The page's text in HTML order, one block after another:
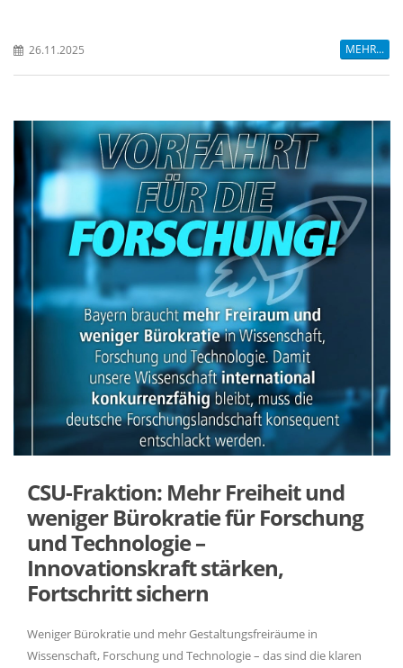
26.11.2025 MEHR...
CSU-Fraktion: Mehr Freiheit und
weniger Bürokratie für Forschung
und Technologie –
Innovationskraft stärken,
Fortschritt sichern
Weniger Bürokratie und mehr Gestaltungsfreiräume in
Wissenschaft, Forschung und Technologie – das sind die klaren